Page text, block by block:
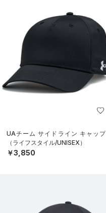
UAチーム サイドライン キャップ
（ライフスタイル/UNISEX）
￥3,850